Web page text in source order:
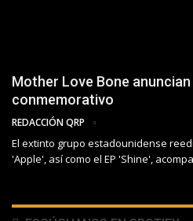
Mother Love Bone
conmemorativo
REDACCIÓN QRP
El extinto grupo estadounidense
'Apple', así como el EP 'Shine',